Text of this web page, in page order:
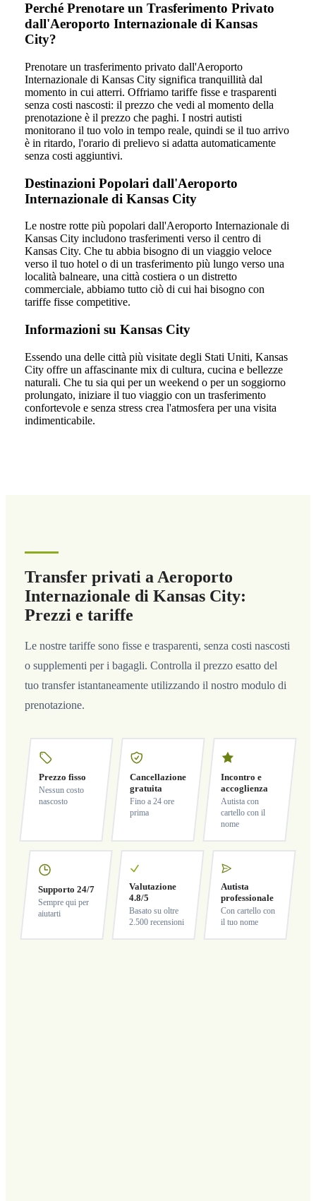
Perché Prenotare un Trasferimento Privato
dall'Aeroporto Internazionale di Kansas
City?
Prenotare un trasferimento privato dall'Aeroporto
Internazionale di Kansas City significa tranquillità dal
momento in cui atterri. Offriamo tariffe fisse e trasparenti
senza costi nascosti: il prezzo che vedi al momento della
prenotazione è il prezzo che paghi. I nostri autisti
monitorano il tuo volo in tempo reale, quindi se il tuo arrivo
è in ritardo, l'orario di prelievo si adatta automaticamente
senza costi aggiuntivi.
Destinazioni Popolari dall'Aeroporto
Internazionale di Kansas City
Le nostre rotte più popolari dall'Aeroporto Internazionale di
Kansas City includono trasferimenti verso il centro di
Kansas City. Che tu abbia bisogno di un viaggio veloce
verso il tuo hotel o di un trasferimento più lungo verso una
località balneare, una città costiera o un distretto
commerciale, abbiamo tutto ciò di cui hai bisogno con
tariffe fisse competitive.
Informazioni su Kansas City
Essendo una delle città più visitate degli Stati Uniti, Kansas
City offre un affascinante mix di cultura, cucina e bellezze
naturali. Che tu sia qui per un weekend o per un soggiorno
prolungato, iniziare il tuo viaggio con un trasferimento
confortevole e senza stress crea l'atmosfera per una visita
indimenticabile.
Transfer privati a Aeroporto
Internazionale di Kansas City:
Prezzi e tariffe
Le nostre tariffe sono fisse e trasparenti, senza costi nascosti
o supplementi per i bagagli. Controlla il prezzo esatto del
tuo transfer istantaneamente utilizzando il nostro modulo di
prenotazione.
Prezzo fisso
Nessun costo
nascosto
Cancellazione
gratuita
Fino a 24 ore
prima
Incontro e
accoglienza
Autista con
cartello con il
nome
Supporto 24/7
Sempre qui per
aiutarti
Valutazione
4.8/5
Basato su oltre
2.500 recensioni
Autista
professionale
Con cartello con
il tuo nome